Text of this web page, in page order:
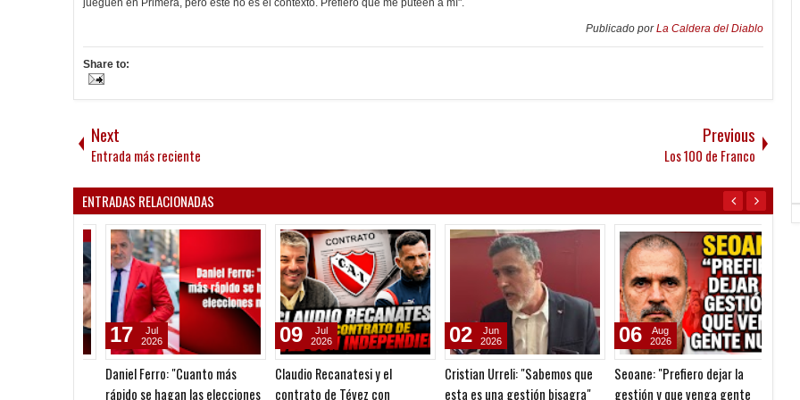
Publicado porLa Caldera del Diablo
Share to:
Next
Entrada más reciente
Previous
Los 100 de Franco
ENTRADAS RELACIONADAS
Daniel Ferro: "Cuanto más
rápido se hagan las elecciones
17
Jul
2026
Claudio Recanatesi y el
contrato de Tévez con
09
Jul
2026
Cristian Urreli: "Sabemos que
esta es una gestión bisagra"
02
Jun
2026
Seoane: "Prefiero dejar la
gestión y que venga gente
06
Aug
2026